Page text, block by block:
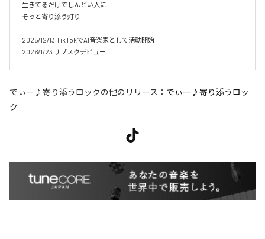
生きてるだけでしんどい人に
そっと寄り添う灯り
2025/12/13 TikTokでAI音楽家として活動開始
2026/1/23 サブスクデビュー
でぃー♪寄り添うロックの他のリリース： でぃー♪寄り添うロッ
ク